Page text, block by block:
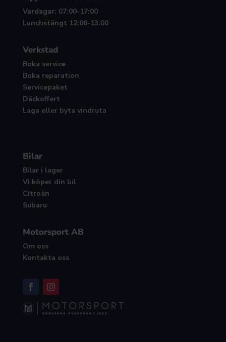
Vardagar: 07:00-17:00
Lunchstängt 12:00-13:00
Verkstad
Boka service
Boka reparation
Servicepaket
Däckoffert
Laga eller byta vindruta
Bilar
Bilar i lager
Vi köper din bil
Citroën
Subaru
Motorsport AB
Om oss
Kontakta oss